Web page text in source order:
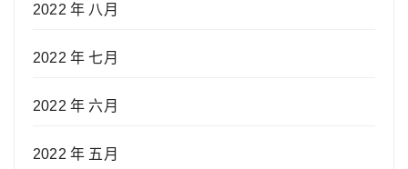
2022 年 八月
2022 年 七月
2022 年 六月
2022 年 五月